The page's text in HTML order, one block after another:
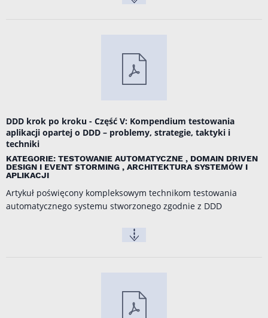
DDD krok po kroku - Część V: Kompendium testowania
aplikacji opartej o DDD – problemy, strategie, taktyki i
techniki
KATEGORIE: TESTOWANIE AUTOMATYCZNE , DOMAIN DRIVEN
DESIGN I EVENT STORMING , ARCHITEKTURA SYSTEMÓW I
APLIKACJI
Artykuł poświęcony kompleksowym technikom testowania
automatycznego systemu stworzonego zgodnie z DDD